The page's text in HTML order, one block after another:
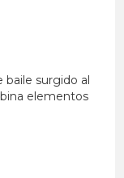
surgido al
elementos